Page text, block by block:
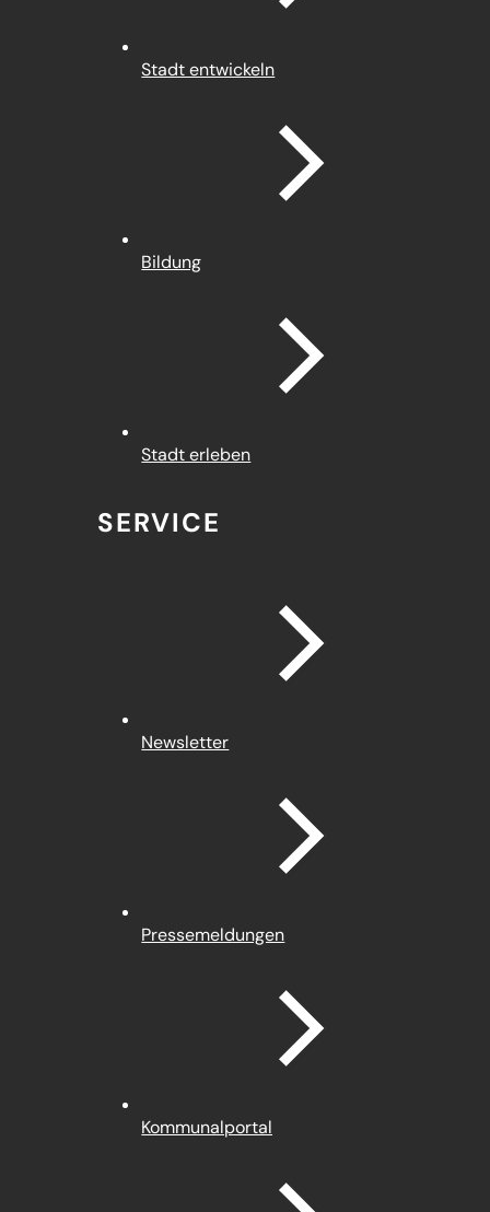
Stadt entwickeln
Bildung
Stadt erleben
SERVICE
Newsletter
Pressemeldungen
Kommunalportal